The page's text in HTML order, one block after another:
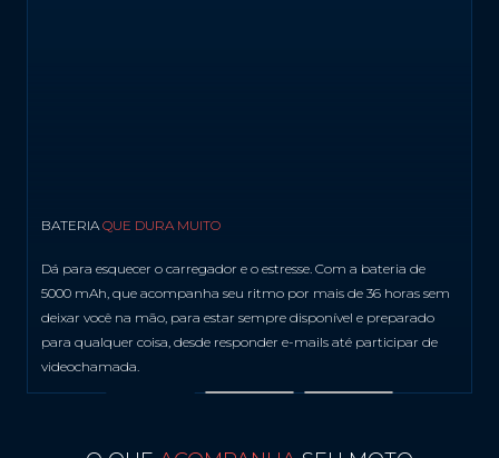
Bateria
Carregador Rápido 10 W
BATERIA QUE DURA MUITO
Dá para esquecer o carregador e o estresse. Com a bateria de
5000 mAh, que acompanha seu ritmo por mais de 36 horas sem
deixar você na mão, para estar sempre disponível e preparado
para qualquer coisa, desde responder e-mails até participar de
videochamada.